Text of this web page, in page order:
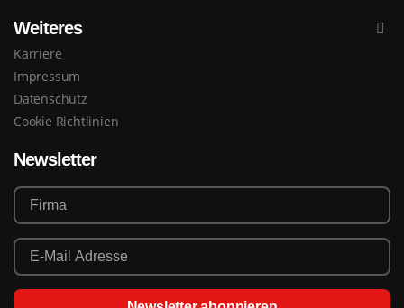
Weiteres
Karriere
Impressum
Datenschutz
Cookie Richtlinien
Newsletter